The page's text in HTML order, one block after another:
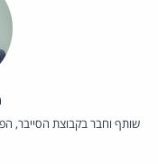
שותף וחבר בקבוצת הסייבר,